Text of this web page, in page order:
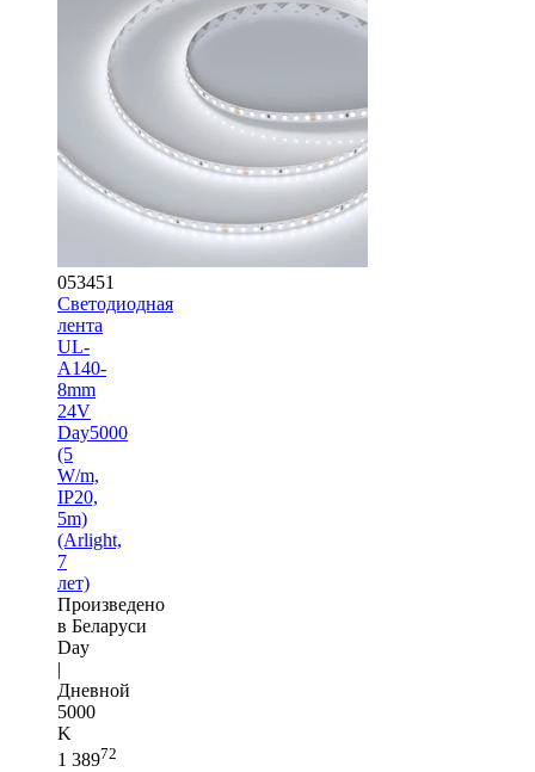
053451
Светодиодная
лента
UL-
A140-
8mm
24V
Day5000
(5
W/m,
IP20,
5m)
(Arlight,
7
лет)
Произведено
в Беларуси
Day
|
Дневной
5000
K
1 38972